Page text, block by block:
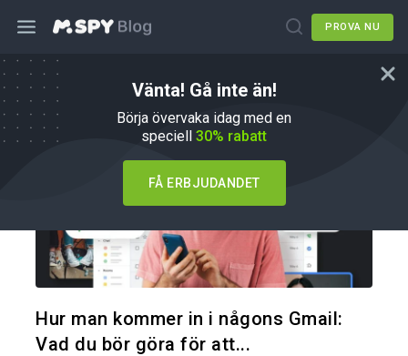
PROVA NU
Vänta! Gå inte än!
Börja övervaka idag med en
speciell 30% rabatt
FÅ ERBJUDANDET
Hur du gör
Hur man kommer in i någons Gmail:
Vad du bör göra för att...